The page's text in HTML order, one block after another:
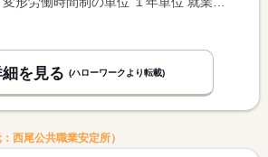
を見る (ハローワークより転載)
西尾公共職業安定所）